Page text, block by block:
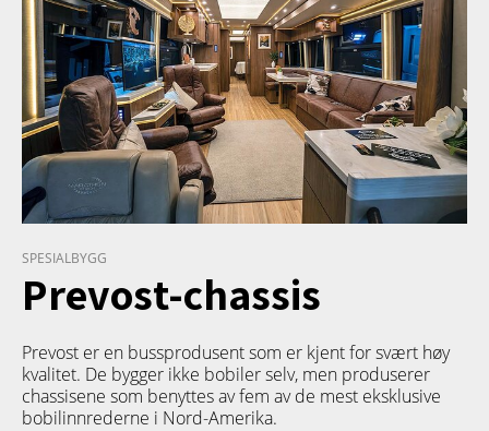
SPESIALBYGG
Prevost-chassis
Prevost er en bussprodusent som er kjent for svært høy
kvalitet. De bygger ikke bobiler selv, men produserer
chassisene som benyttes av fem av de mest eksklusive
bobilinnrederne i Nord-Amerika.